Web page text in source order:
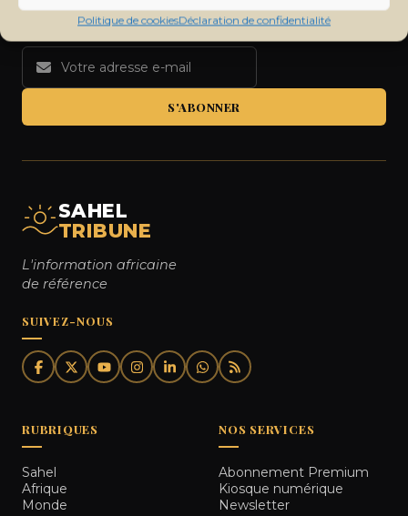
Politique de cookiesDéclaration de confidentialité
S'ABONNER
SAHEL
TRIBUNE
L'information africaine
de référence
SUIVEZ-NOUS
RUBRIQUES
Sahel
Afrique
Monde
NOS SERVICES
Abonnement Premium
Kiosque numérique
Newsletter